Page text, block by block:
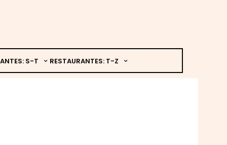
S-T RESTAURANTES: T-Z